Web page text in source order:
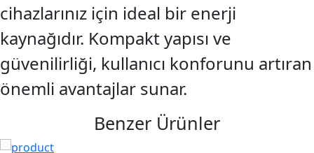
cihazlarınız için ideal bir enerji
kaynağıdır. Kompakt yapısı ve
güvenilirliği, kullanıcı konforunu artıran
önemli avantajlar sunar.
Benzer Ürünler